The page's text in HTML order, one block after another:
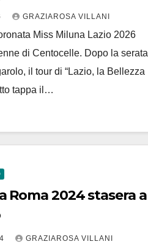
GRAZIAROSA VILLANI
Miss Miluna Lazio 2026
di Centocelle. Dopo la serata
il tour di “Lazio, la Bellezza
tappa il…
Roma 2024 stasera a
GRAZIAROSA VILLANI